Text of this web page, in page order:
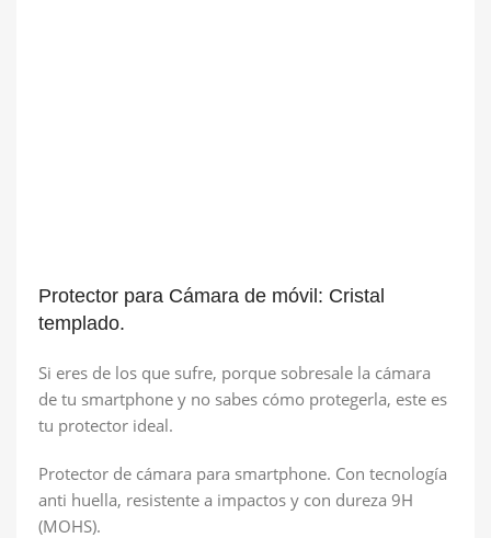
Protector para Cámara de móvil: Cristal
templado.
Si eres de los que sufre, porque sobresale la cámara
de tu smartphone y no sabes cómo protegerla, este es
tu protector ideal.
Protector de cámara para smartphone. Con tecnología
anti huella, resistente a impactos y con dureza 9H
(MOHS).